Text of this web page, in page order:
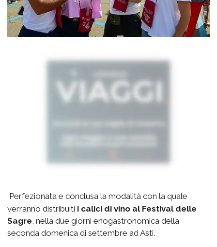
Perfezionata e conclusa la modalità con la quale
verranno distribuiti i calici di vino al Festival delle
Sagre, nella due giorni enogastronomica della
seconda domenica di settembre ad Asti.